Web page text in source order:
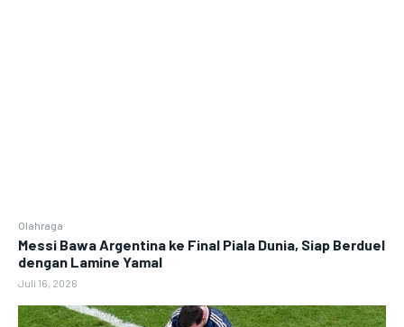
Olahraga
Messi Bawa Argentina ke Final Piala Dunia, Siap Berduel
dengan Lamine Yamal
Juli 16, 2026